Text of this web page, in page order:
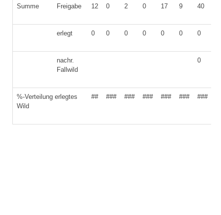
Summe Freigabe 12 0 2 0 17 9 40
erlegt 0 0 0 0 0 0 0
nachr.
Fallwild
0
%-Verteilung erlegtes
Wild
## ### ### ### ### ### ###